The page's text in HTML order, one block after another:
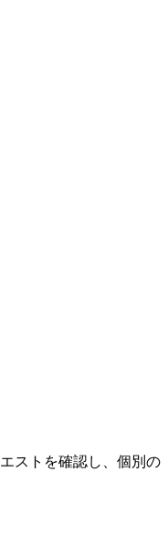
ストを確認し、個別の